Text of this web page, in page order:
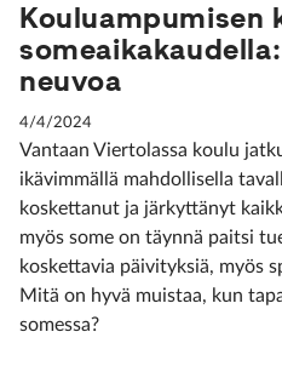
Kouluampumisen
neuvoa
4/4/2024
Vantaan Viertolassa koulu
ikävimmällä mahdollisella
koskettanut ja järkyttänyt
myös some on täynnä paitsi
koskettavia päivityksiä, myös
Mitä on hyvä muistaa, kun
somessa?